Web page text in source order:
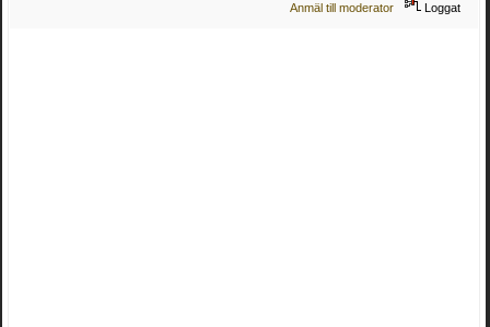
Anmäl till moderator Loggat